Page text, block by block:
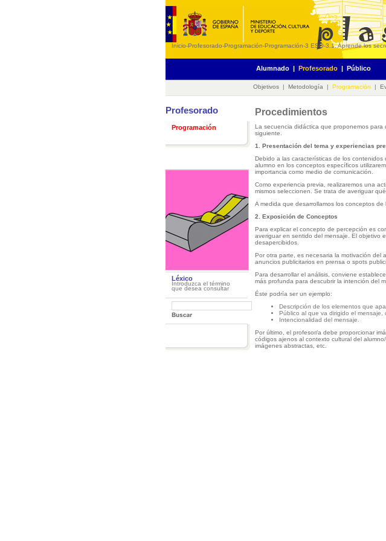
Inicio-Profesorado-Programación-Programación-3 ESO-3.1. Aprende los
Alumnado | Profesorado | Público
Objetivos | Metodología | Programación |
Profesorado
Programación
Léxico
Introduzca el término
que desea consultar
Procedimientos
La secuencia didáctica que proponemos para
siguiente.
1. Presentación del tema y experiencias
Debido a las características de los
alumno en los conceptos específicos
importancia como medio de comunicación.
Como experiencia previa, realizaremos una
mismos seleccionen. Se trata de averiguar
A medida que desarrollamos los conceptos
2. Exposición de Conceptos
Para explicar el concepto de percepción es
averiguar en sentido del mensaje. El objetivo
desapercibidos.
Por otra parte, es necesaria la motivación
anuncios publicitarios en prensa o spots
Para desarrollar el análisis, conviene
más profunda para descubrir la intención del
Éste podría ser un ejemplo:
Descripción de los elementos que
Público al que va dirigido el
Intencionalidad del mensaje.
Por último, el profesor/a debe proporcionar
códigos ajenos al contexto cultural del
imágenes abstractas, etc.